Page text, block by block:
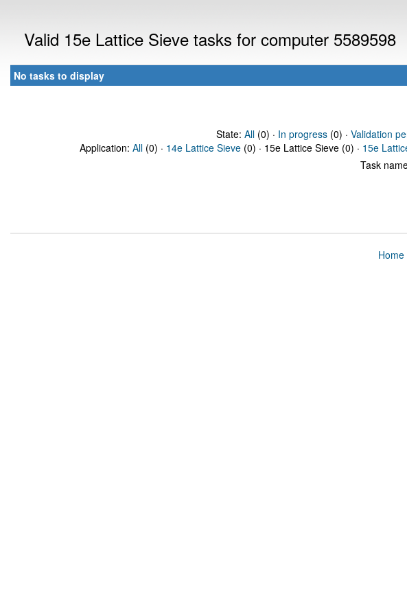
Valid 15e Lattice Sieve tasks for computer 5589598
No tasks to display
State: All(0) · In progress(0) · Validation
Application: All (0) · 14e Lattice Sieve (0) · 15e Lattice Sieve (0) · 15e
Task
Home